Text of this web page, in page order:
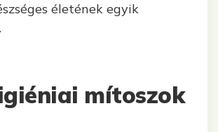
életének egyik
mítoszok